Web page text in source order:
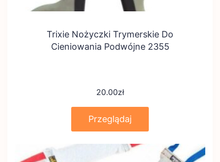
Trixie Nożyczki Trymerskie Do
Cieniowania Podwójne 2355
20.00zł
Przeglądaj